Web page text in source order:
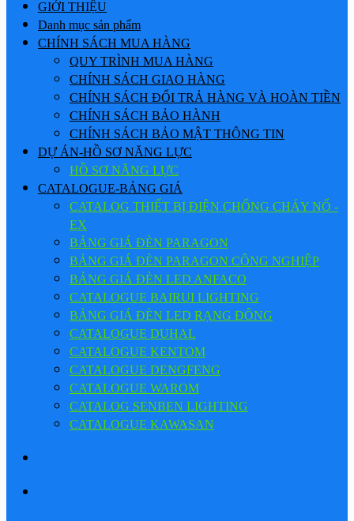
GIỚI THIỆU
Danh mục sản phẩm
CHÍNH SÁCH MUA HÀNG
QUY TRÌNH MUA HÀNG
CHÍNH SÁCH GIAO HÀNG
CHÍNH SÁCH ĐỔI TRẢ HÀNG VÀ HOÀN TIỀN
CHÍNH SÁCH BẢO HÀNH
CHÍNH SÁCH BẢO MẬT THÔNG TIN
DỰ ÁN-HỒ SƠ NĂNG LỰC
HỒ SƠ NĂNG LỰC
CATALOGUE-BẢNG GIÁ
CATALOG THIẾT BỊ ĐIỆN CHỐNG CHÁY NỔ -
EX
BẢNG GIÁ ĐÈN PARAGON
BẢNG GIÁ ĐÈN PARAGON CÔNG NGHIỆP
BẢNG GIÁ ĐÈN LED ANFACO
CATALOGUE BAIRUI LIGHTING
BẢNG GIÁ ĐÈN LED RẠNG ĐÔNG
CATALOGUE DUHAL
CATALOGUE KENTOM
CATALOGUE DENGFENG
CATALOGUE WAROM
CATALOG SENBEN LIGHTING
CATALOGUE KAWASAN